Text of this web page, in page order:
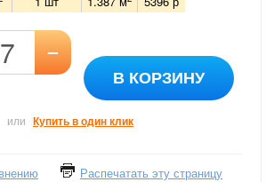
–
В КОРЗИНУ
или Купить в один клик
Распечатать эту страницу